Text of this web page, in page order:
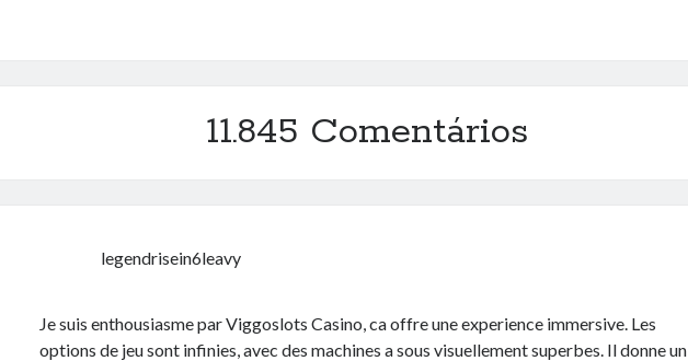
11.845 Comentários
legendrisein6leavy
Je suis enthousiasme par Viggoslots Casino, ca offre une experience immersive. Les
options de jeu sont infinies, avec des machines a sous visuellement superbes. Il donne un